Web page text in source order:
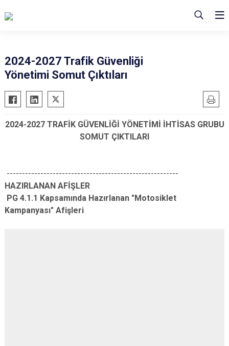
2024-2027 Trafik Güvenliği
Yönetimi Somut Çıktıları
2024-2027 TRAFİK GÜVENLİĞİ YÖNETİMİ İHTİSAS GRUBU
SOMUT ÇIKTILARI
--------------------------------------------------------
HAZIRLANAN AFİŞLER
PG 4.1.1 Kapsamında Hazırlanan "Motosiklet
Kampanyası" Afişleri